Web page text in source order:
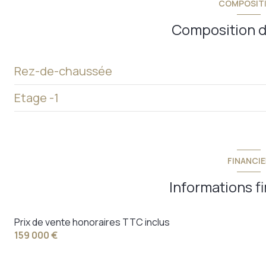
Composition
Rez-de-chaussée
Bureau 1
Dégagement
Etage -1
Dégagement
Informations
Prix de vente honoraires TTC inclus
159 000 €